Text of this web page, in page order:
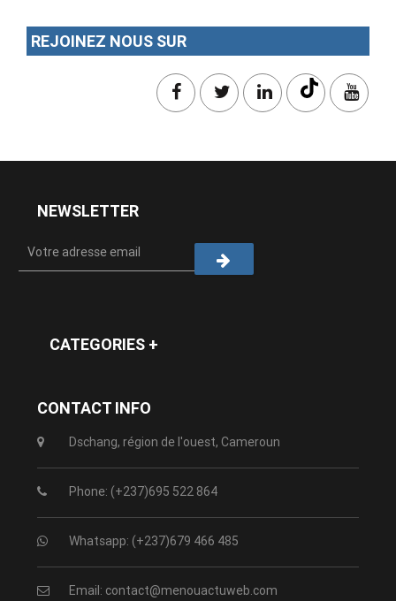
REJOINEZ NOUS SUR
NEWSLETTER
CATEGORIES +
CONTACT INFO
Dschang, région de l'ouest, Cameroun
Phone: (+237)695 522 864
Whatsapp: (+237)679 466 485
Email: contact@menouactuweb.com